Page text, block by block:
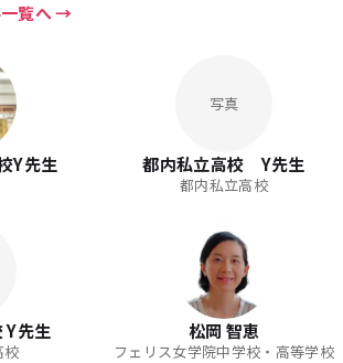
覧へ
Y先生
写真
都内私立高校 Y先生
都内私立高校
Y先生
校
松岡 智恵
フェリス女学院中学校・高等学校